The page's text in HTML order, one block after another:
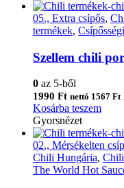
05., Extra csípős,
termékek,
Szellem chili
0 az 5-ből
1990 Ft nettó 1567 Ft
Kosárba teszem
Gyorsnézet
02., Mérsékelten
Chili Hungária,
The World Hot